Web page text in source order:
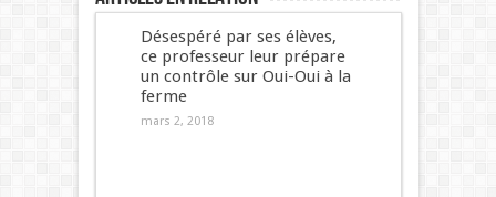
Désespéré par ses élèves,
ce professeur leur prépare
un contrôle sur Oui-Oui à la
ferme
mars 2, 2018